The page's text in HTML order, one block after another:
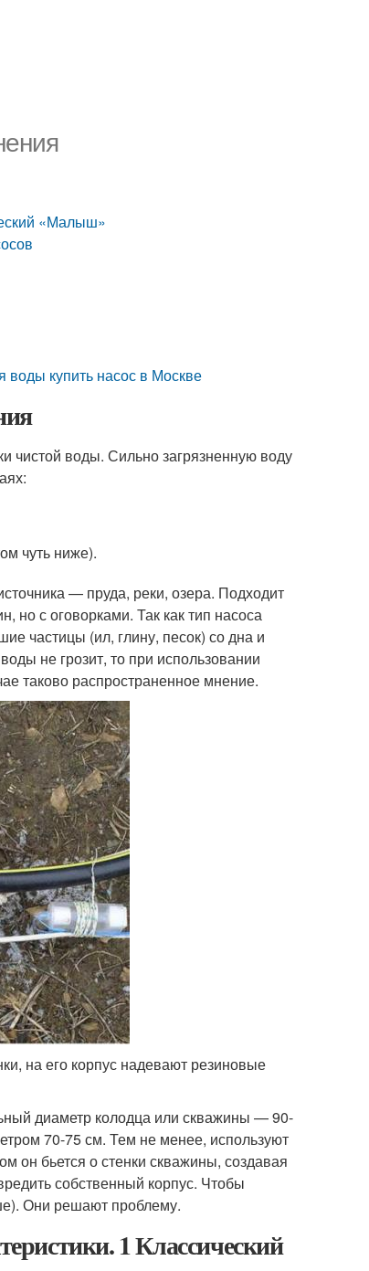
«Малыш»
купить насос в Москве
чистой воды. Сильно загрязненную воду
чуть ниже).
— пруда, реки, озера. Подходит
но с оговорками. Так как тип насоса
частицы (ил, глину, песок) со дна и
не грозит, то при использовании
таково распространенное мнение.
на его корпус надевают резиновые
диаметр колодца или скважины — 90-
70-75 см. Тем не менее, используют
он бьется о стенки скважины, создавая
собственный корпус. Чтобы
Они решают проблему.
1 Классический